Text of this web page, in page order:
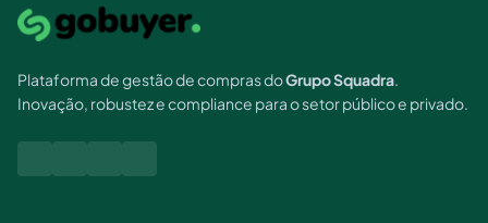
Plataforma de gestão de compras doGrupo Squadra.
Inovação, robustez e compliance para o setor público e privado.